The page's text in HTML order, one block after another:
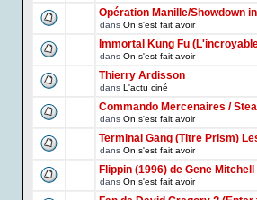
Opération Manille/Showdown
dans On s'est fait avoir
Immortal Kung Fu
dans On s'est fait avoir
Thierry Ardisson
dans L'actu ciné
Commando Mercenaires /
dans On s'est fait avoir
Terminal Gang (Titre Prism)
dans On s'est fait avoir
Flippin (1996) de Gene Mitchell
dans On s'est fait avoir